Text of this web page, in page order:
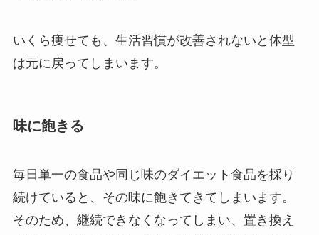
いくら痩せても、生活習慣が改善されないと体型
は元に戻ってしまいます。
味に飽きる
毎日単一の食品や同じ味のダイエット食品を採り
続けていると、その味に飽きてきてしまいます。
そのため、継続できなくなってしまい、置き換え